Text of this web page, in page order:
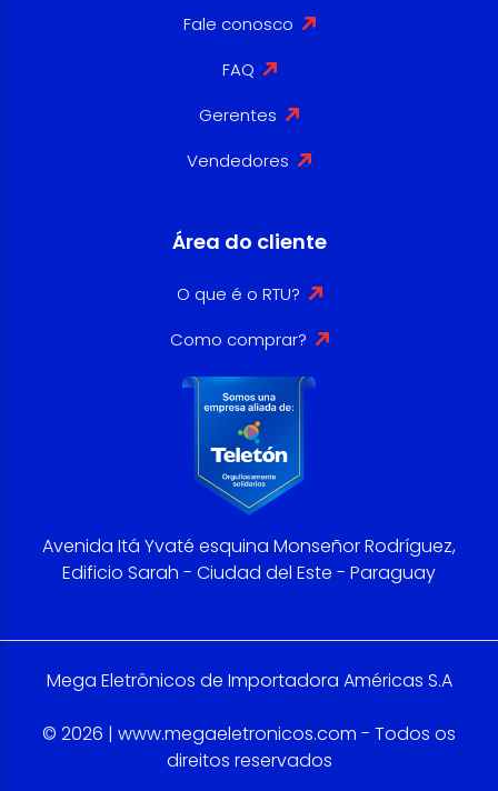
Fale conosco
FAQ
Gerentes
Vendedores
Área do cliente
O que é o RTU?
Como comprar?
Avenida Itá Yvaté esquina Monseñor Rodríguez,
Edificio Sarah - Ciudad del Este - Paraguay
Mega Eletrônicos de Importadora Américas S.A
© 2026 | www.megaeletronicos.com - Todos os
direitos reservados